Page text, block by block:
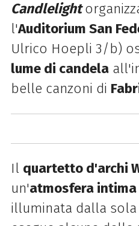
Candlelight
l'Auditorium San
Ulrico Hoepli 3/b)
lume di candela
belle canzoni di
Il quartetto d'archi
un'atmosfera intima
illuminata dalla